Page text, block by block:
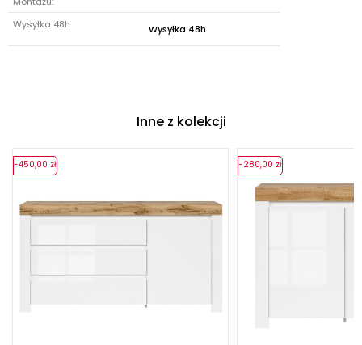
Wysyłka 48h Wysyłka 48h
Inne z kolekcji
-450,00 zł -280,00 zł